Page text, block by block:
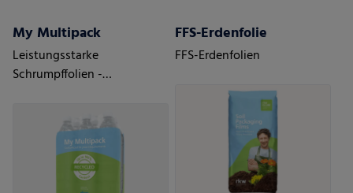
My Multipack
Leistungsstarke
Schrumpffolien -
FFS-Erdenfolie
FFS-Erdenfolien